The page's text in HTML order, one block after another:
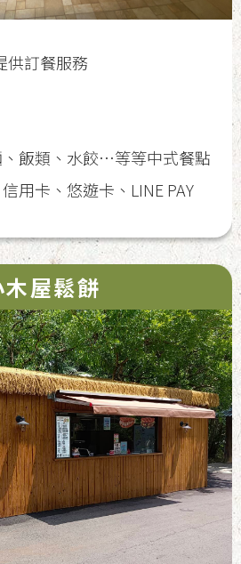
供訂餐服務
飯類、水餃…等等中式餐點
用卡、悠遊卡、LINE PAY
木屋鬆餅